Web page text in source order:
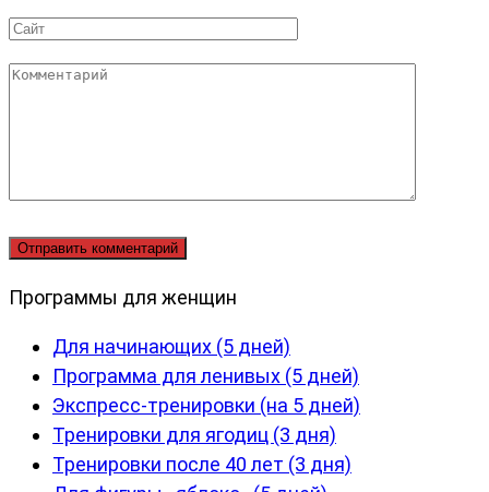
Сайт
Комментарий
Программы для женщин
Для начинающих (5 дней)
Программа для ленивых (5 дней)
Экспресс-тренировки (на 5 дней)
Тренировки для ягодиц (3 дня)
Тренировки после 40 лет (3 дня)